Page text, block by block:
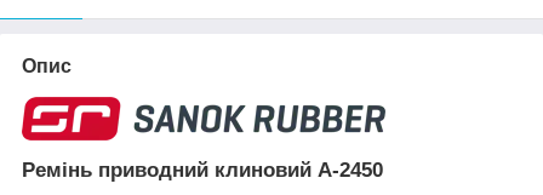
Опис
Ремінь приводний клиновий А-2450